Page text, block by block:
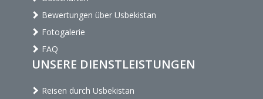
Bewertungen über Usbekistan
Fotogalerie
FAQ
UNSERE DIENSTLEISTUNGEN
Reisen durch Usbekistan